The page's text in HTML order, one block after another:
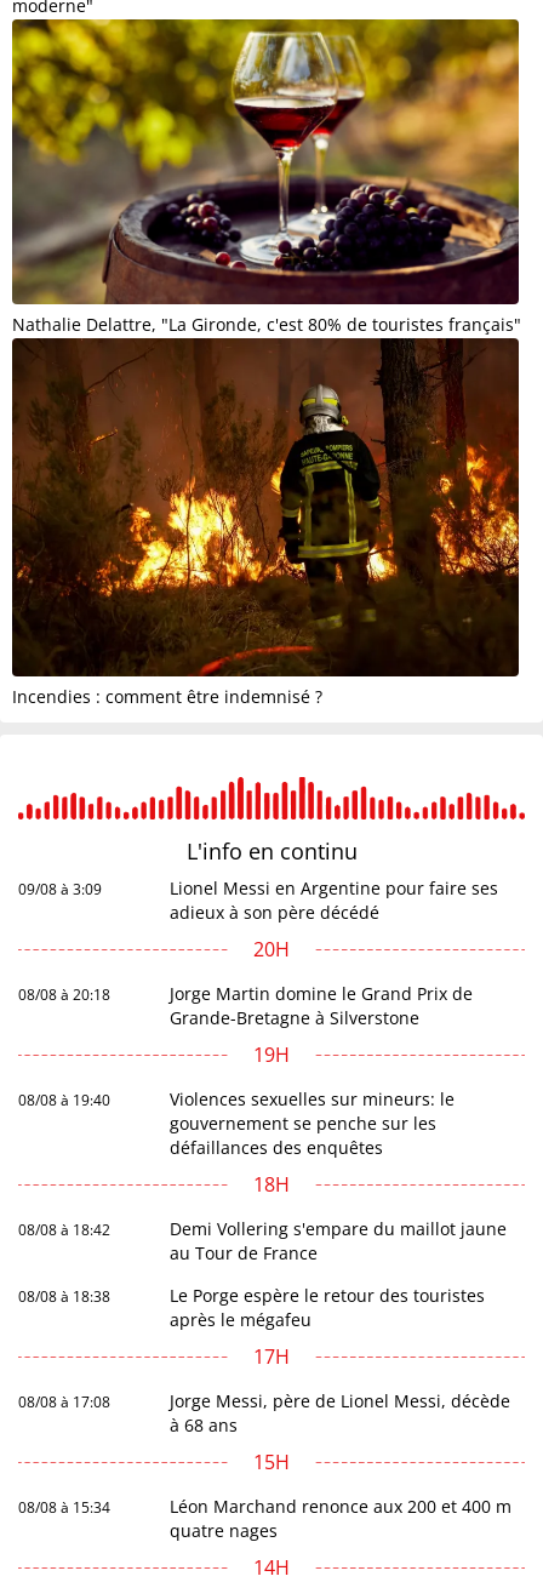
moderne"
Nathalie Delattre, "La Gironde, c'est 80% de touristes français"
Incendies : comment être indemnisé ?
L'info en continu
09/08 à 3:09
Lionel Messi en Argentine pour faire ses
adieux à son père décédé
20H
08/08 à 20:18
Jorge Martin domine le Grand Prix de
Grande-Bretagne à Silverstone
19H
08/08 à 19:40
Violences sexuelles sur mineurs: le
gouvernement se penche sur les
défaillances des enquêtes
18H
08/08 à 18:42
Demi Vollering s'empare du maillot jaune
au Tour de France
08/08 à 18:38
Le Porge espère le retour des touristes
après le mégafeu
17H
08/08 à 17:08
Jorge Messi, père de Lionel Messi, décède
à 68 ans
15H
08/08 à 15:34
Léon Marchand renonce aux 200 et 400 m
quatre nages
14H